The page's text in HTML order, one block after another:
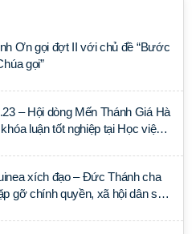
Ơn gọi đợt II với chủ đề “Bước
gọi”
– Hội dòng Mến Thánh Giá Hà
luận tốt nghiệp tại Học viện
xích đạo – Đức Thánh cha
gỡ chính quyền, xã hội dân sự